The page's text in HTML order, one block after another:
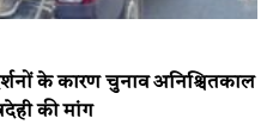
के कारण चुनाव अनिश्चितकाल
की मांग